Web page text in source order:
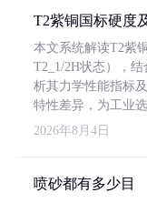
T2紫铜国标硬度
本文系统解读T2紫
T2_1/2H状态），
析其力学性能指标
特性差异，为工业
2026年8月4日
喷砂都有多少目